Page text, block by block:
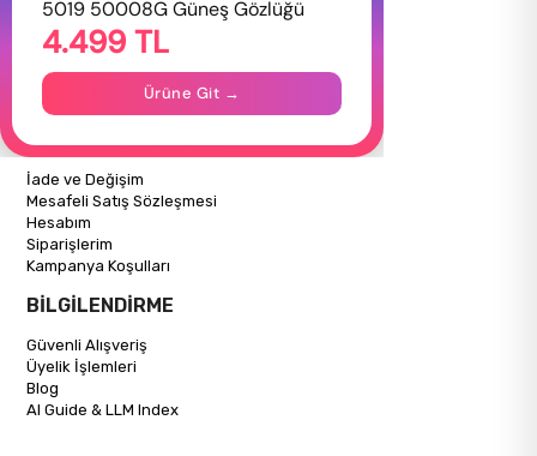
Hakkımızda
Gizlilik Politikası
İletişim
Mağazalarımız
ALIŞVERİŞ BİLGİLERİ
İade ve Değişim
Mesafeli Satış Sözleşmesi
Hesabım
Siparişlerim
Kampanya Koşulları
BİLGİLENDİRME
Güvenli Alışveriş
Üyelik İşlemleri
Blog
AI Guide & LLM Index
5019 50008G Güneş Gözlüğü
4.499 TL
Ürüne Git →